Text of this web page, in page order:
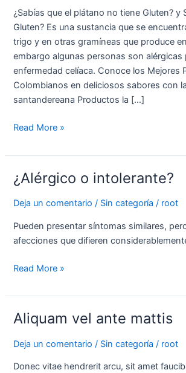
¿Sabías que el plátano no tiene Gluten? y
Gluten? Es una sustancia que se
trigo y en otras gramíneas que produce
embargo algunas personas son alérgicas
enfermedad celíaca. Conoce los Mejores
Colombianos en deliciosos sabores con
santandereana Productos la […]
contiene
gluten?
Read More »
¿Alérgico o intolerante?
Deja un comentario / Sin categoría / root
Pueden presentar síntomas similares,
afecciones que difieren
¿Alérgico
intolerante?
Read More »
Aliquam vel ante mattis
Deja un comentario / Sin categoría / root
Donec vitae hendrerit arcu, sit amet
Aliquam
ante